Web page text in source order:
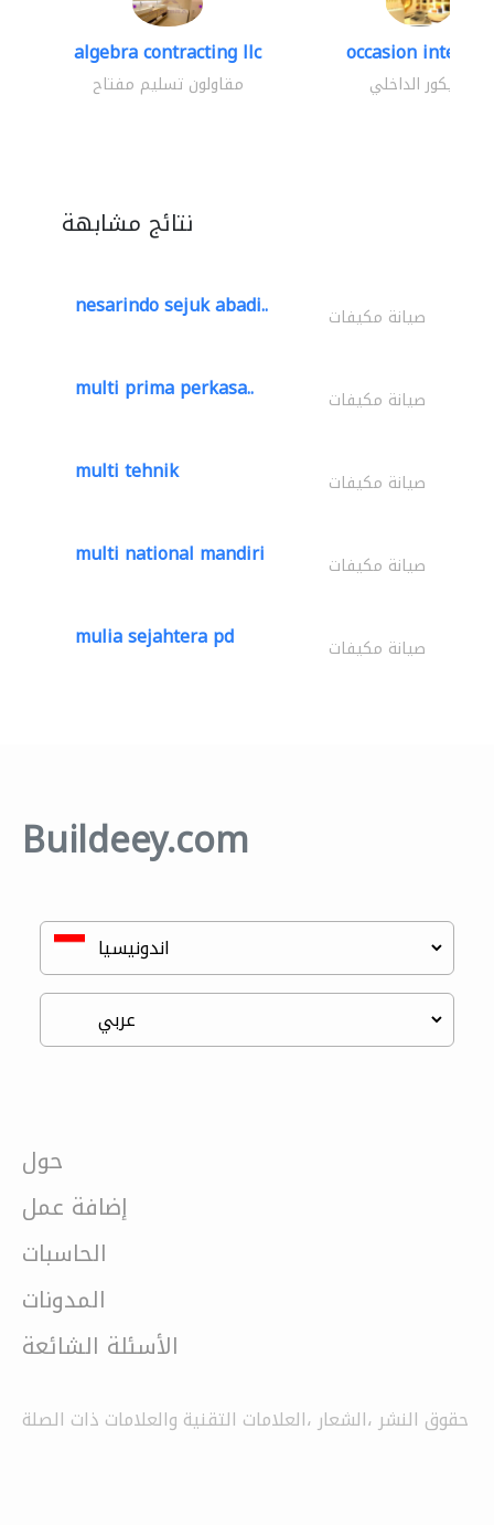
algebra contracting llc
مقاولون تسليم مفتاح
occasion interiors
الديكور الداخلي
نتائج مشابهة
nesarindo sejuk abadi.. صيانة مكيفات
multi prima perkasa.. صيانة مكيفات
multi tehnik صيانة مكيفات
multi national mandiri صيانة مكيفات
mulia sejahtera pd صيانة مكيفات
Buildeey.com
حول
إضافة عمل
الحاسبات
المدونات
الأسئلة الشائعة
حقوق النشر ،الشعار ،العلامات التقنية والعلامات ذات الصلة